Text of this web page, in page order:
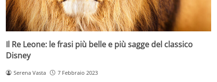
Il Re Leone: le frasi più belle e più sagge del classico
Disney
Serena Vasta 7 Febbraio 2023